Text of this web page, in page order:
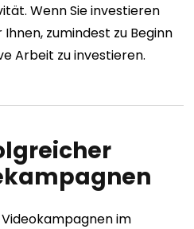
Wenn Sie investieren
zumindest zu Beginn
Arbeit zu investieren.
im